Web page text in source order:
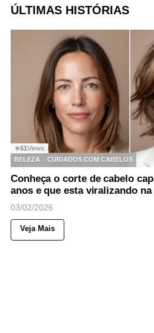
ÚLTIMAS HISTÓRIAS
◉51Views
BELEZA
CUIDADOS COM CABELOS
Conheça o corte de cabelo
anos e que esta viralizando
03/02/2026
Veja Mais